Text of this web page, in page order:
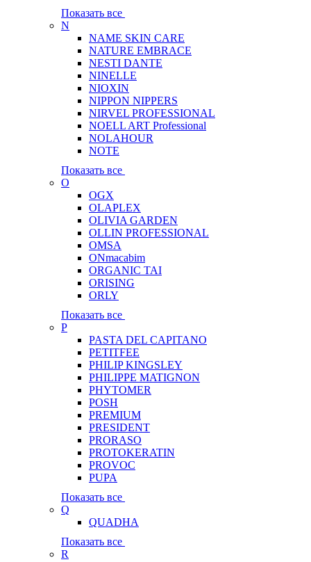
Показать все
N
NAME SKIN CARE
NATURE EMBRACE
NESTI DANTE
NINELLE
NIOXIN
NIPPON NIPPERS
NIRVEL PROFESSIONAL
NOELL ART Professional
NOLAHOUR
NOTE
Показать все
O
OGX
OLAPLEX
OLIVIA GARDEN
OLLIN PROFESSIONAL
OMSA
ONmacabim
ORGANIC TAI
ORISING
ORLY
Показать все
P
PASTA DEL CAPITANO
PETITFEE
PHILIP KINGSLEY
PHILIPPE MATIGNON
PHYTOMER
POSH
PREMIUM
PRESIDENT
PRORASO
PROTOKERATIN
PROVOC
PUPA
Показать все
Q
QUADHA
Показать все
R